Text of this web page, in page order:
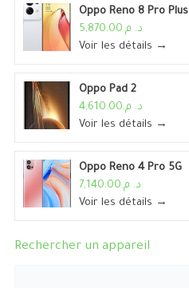
Oppo Reno 8 Pro Plus
د. م.5,870.00
Voir les détails →
Oppo Pad 2
د. م.4,610.00
Voir les détails →
Oppo Reno 4 Pro 5G
د. م.7,140.00
Voir les détails →
Rechercher un appareil